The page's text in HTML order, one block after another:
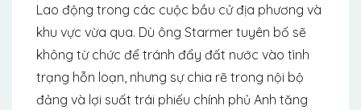
Lao động trong các cuộc bầu cử địa phương và
khu vực vừa qua. Dù ông Starmer tuyên bố sẽ
không từ chức để tránh đẩy đất nước vào tình
trạng hỗn loạn, nhưng sự chia rẽ trong nội bộ
đảng và lợi suất trái phiếu chính phủ Anh tăng